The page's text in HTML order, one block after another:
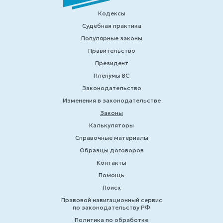
Кодексы
Судебная практика
Популярные законы
Правительство
Президент
Пленумы ВС
Законодательство
Изменения в законодательстве
Законы
Калькуляторы
Справочные материалы
Образцы договоров
Контакты
Помощь
Поиск
Правовой навигационный сервис
по законодательству РФ
Политика по обработке